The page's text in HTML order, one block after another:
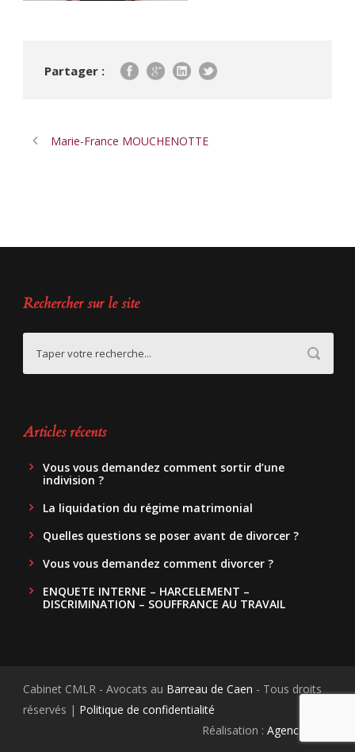
Partager :
Marie-France MOUCHENOTTE
Rechercher sur le site
Articles récents
Vous vous demandez comment sortir d’une
indivision ?
La liquidation du régime matrimonial
Quelles questions se poser avant de divorcer ?
Vous vous demandez comment divorcer ?
ENQUETE INTERNE – HARCELEMENT –
DISCRIMINATION – SOUFFRANCE AU TRAVAIL
Cabinet CMLR - Avocats au Barreau de Caen - Tous droits
réservés | Politique de confidentialité
Réalisation : Agence.Guru